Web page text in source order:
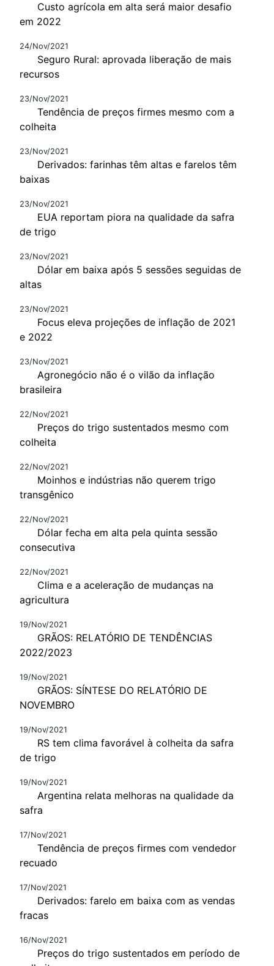
Custo agrícola em alta será maior desafio
em 2022
24/Nov/2021
Seguro Rural: aprovada liberação de mais
recursos
23/Nov/2021
Tendência de preços firmes mesmo com a
colheita
23/Nov/2021
Derivados: farinhas têm altas e farelos têm
baixas
23/Nov/2021
EUA reportam piora na qualidade da safra
de trigo
23/Nov/2021
Dólar em baixa após 5 sessões seguidas de
altas
23/Nov/2021
Focus eleva projeções de inflação de 2021
e 2022
23/Nov/2021
Agronegócio não é o vilão da inflação
brasileira
22/Nov/2021
Preços do trigo sustentados mesmo com
colheita
22/Nov/2021
Moinhos e indústrias não querem trigo
transgênico
22/Nov/2021
Dólar fecha em alta pela quinta sessão
consecutiva
22/Nov/2021
Clima e a aceleração de mudanças na
agricultura
19/Nov/2021
GRÃOS: RELATÓRIO DE TENDÊNCIAS
2022/2023
19/Nov/2021
GRÃOS: SÍNTESE DO RELATÓRIO DE
NOVEMBRO
19/Nov/2021
RS tem clima favorável à colheita da safra
de trigo
19/Nov/2021
Argentina relata melhoras na qualidade da
safra
17/Nov/2021
Tendência de preços firmes com vendedor
recuado
17/Nov/2021
Derivados: farelo em baixa com as vendas
fracas
16/Nov/2021
Preços do trigo sustentados em período de